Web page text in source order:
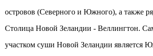
островов (Северного и Южного), а также
Столица Новой Зеландии - Веллингтон.
участком суши Новой Зеландии является